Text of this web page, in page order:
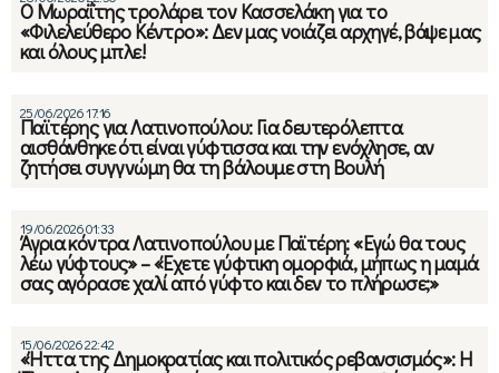
Ο Μωραΐτης τρολάρει τον Κασσελάκη για το
«Φιλελεύθερο Κέντρο»: Δεν μας νοιάζει αρχηγέ, βάψε μας
και όλους μπλε!
25/06/2026 17:16
Παϊτέρης για Λατινοπούλου: Για δευτερόλεπτα
αισθάνθηκε ότι είναι γύφτισσα και την ενόχλησε, αν
ζητήσει συγγνώμη θα τη βάλουμε στη Βουλή
19/06/2026 01:33
Άγρια κόντρα Λατινοπούλου με Παϊτέρη: «Εγώ θα τους
λέω γύφτους» – «Έχετε γύφτικη ομορφιά, μήπως η μαμά
σας αγόρασε χαλί από γύφτο και δεν το πλήρωσε;»
15/06/2026 22:42
«Ήττα της Δημοκρατίας και πολιτικός ρεβανσισμός»: Η